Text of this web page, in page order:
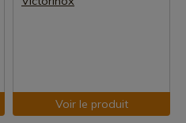
Voir le produit